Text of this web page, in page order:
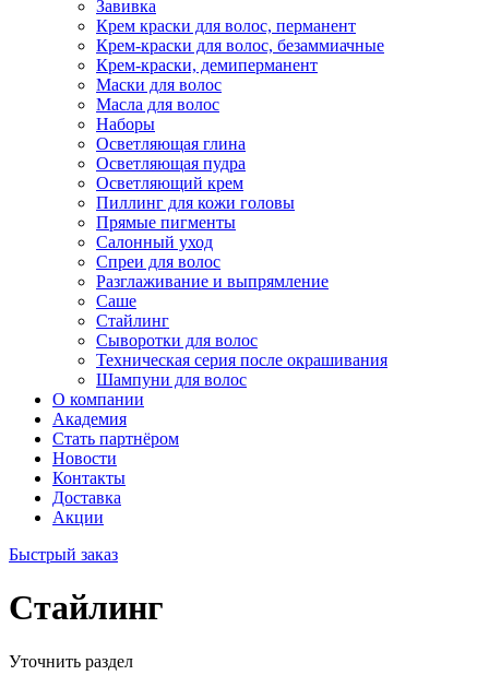
Завивка
Крем краски для волос, перманент
Крем-краски для волос, безаммиачные
Крем-краски, демиперманент
Маски для волос
Масла для волос
Наборы
Осветляющая глина
Осветляющая пудра
Осветляющий крем
Пиллинг для кожи головы
Прямые пигменты
Салонный уход
Спреи для волос
Разглаживание и выпрямление
Саше
Стайлинг
Сыворотки для волос
Техническая серия после окрашивания
Шампуни для волос
О компании
Академия
Стать партнёром
Новости
Контакты
Доставка
Акции
Быстрый заказ
Стайлинг
Уточнить раздел